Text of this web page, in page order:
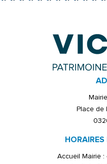
Place de
Accueil Mairie